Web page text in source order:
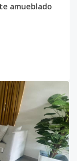
amueblado